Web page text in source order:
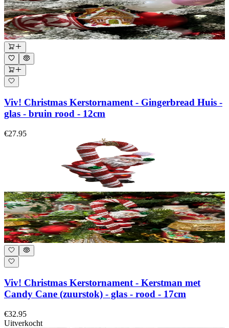
Viv! Christmas Kerstornament - Gingerbread Huis -
glas - bruin rood - 12cm
€27.95
Viv! Christmas Kerstornament - Kerstman met
Candy Cane (zuurstok) - glas - rood - 17cm
€32.95
Uitverkocht